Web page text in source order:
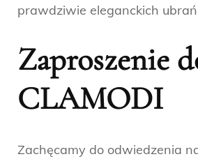
prawdziwie eleganckich
Zaproszenie
CLAMODI
Zachęcamy do odwiedzenia